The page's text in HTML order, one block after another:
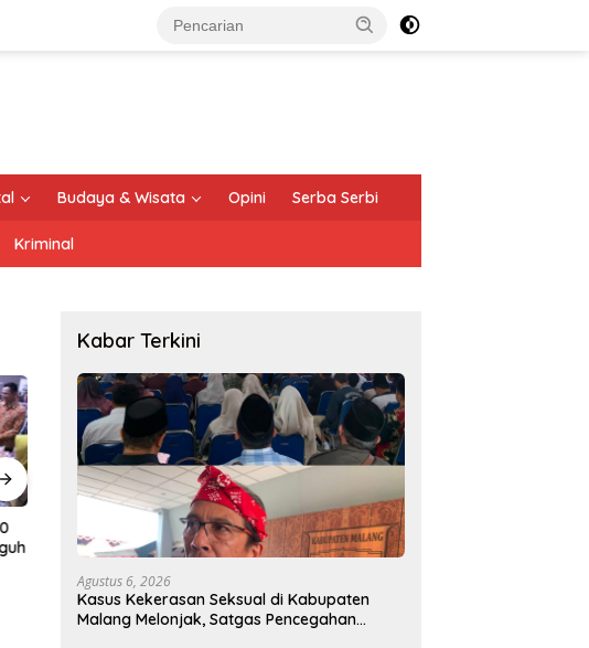
Budaya & Wisata Opini Serba Serbi
Kriminal
LIRA Desak Pemerintah
Kembalikan Program MBG ke
Presiden LIRA Konsolidasi di
Malang, Mendorong Organisasi
Kabar Terkini
Agustus 6, 2026
Kasus Kekerasan Seksual di Kabupaten
Malang Melonjak, Satgas Pencegahan